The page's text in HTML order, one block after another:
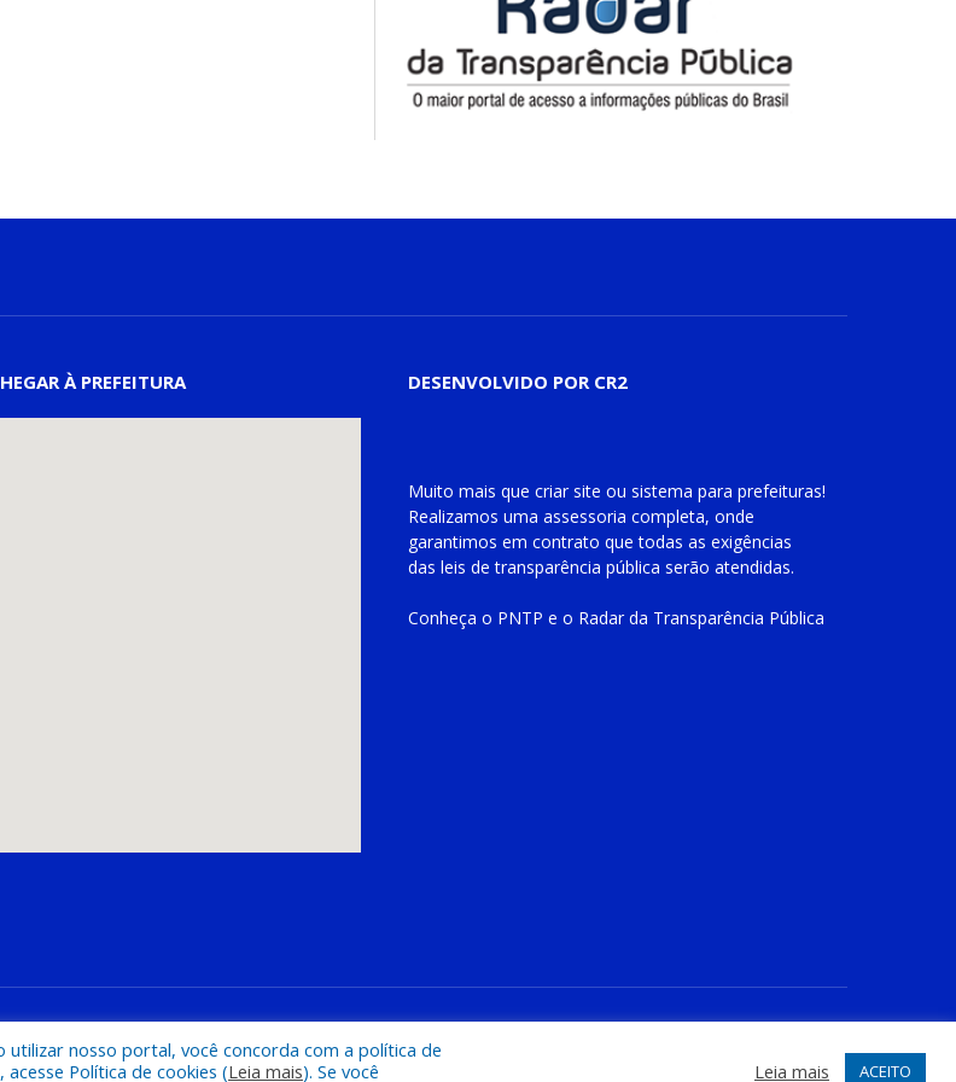
À PREFEITURA DESENVOLVIDO POR CR2
Muito mais que criar site ou sistema para prefeituras!
Realizamos uma assessoria completa, onde
garantimos em contrato que todas as exigências
das leis de transparência pública serão atendidas.
Conheça o PNTP e o Radar da Transparência Pública
utilizar nosso portal, você concorda com a política de
Política de cookies (Leia mais). Se você
Leia mais ACEITO